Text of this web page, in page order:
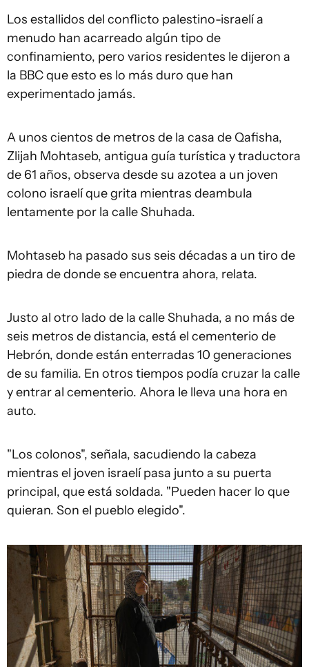
Los estallidos del conflicto palestino-israelí a
menudo han acarreado algún tipo de
confinamiento, pero varios residentes le dijeron a
la BBC que esto es lo más duro que han
experimentado jamás.
A unos cientos de metros de la casa de Qafisha,
Zlijah Mohtaseb, antigua guía turística y traductora
de 61 años, observa desde su azotea a un joven
colono israelí que grita mientras deambula
lentamente por la calle Shuhada.
Mohtaseb ha pasado sus seis décadas a un tiro de
piedra de donde se encuentra ahora, relata.
Justo al otro lado de la calle Shuhada, a no más de
seis metros de distancia, está el cementerio de
Hebrón, donde están enterradas 10 generaciones
de su familia. En otros tiempos podía cruzar la calle
y entrar al cementerio. Ahora le lleva una hora en
auto.
"Los colonos", señala, sacudiendo la cabeza
mientras el joven israelí pasa junto a su puerta
principal, que está soldada. "Pueden hacer lo que
quieran. Son el pueblo elegido".